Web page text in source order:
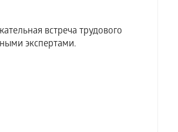
встреча трудового
экспертами.